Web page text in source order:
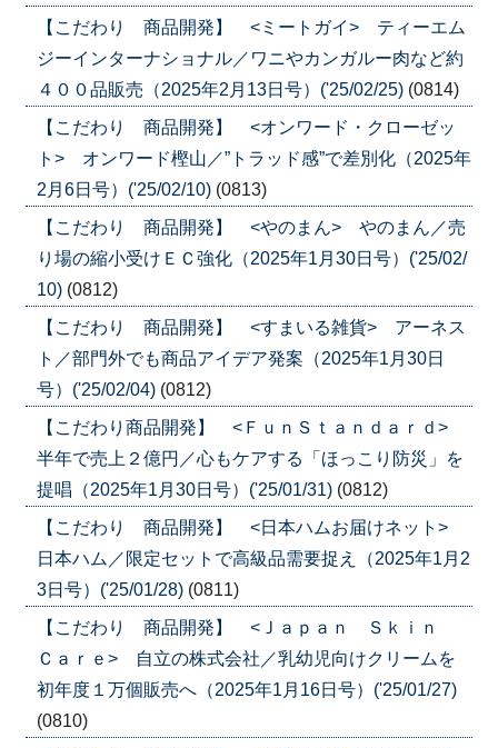
【こだわり 商品開発】 <ミートガイ> ティーエム
ジーインターナショナル／ワニやカンガルー肉など約
４００品販売（2025年2月13日号）('25/02/25) (0814)
【こだわり 商品開発】 <オンワード・クローゼッ
ト> オンワード樫山／”トラッド感”で差別化（2025年
2月6日号）('25/02/10) (0813)
【こだわり 商品開発】 <やのまん> やのまん／売
り場の縮小受けＥＣ強化（2025年1月30日号）('25/02/
10) (0812)
【こだわり 商品開発】 <すまいる雑貨> アーネス
ト／部門外でも商品アイデア発案（2025年1月30日
号）('25/02/04) (0812)
【こだわり商品開発】 <ＦｕｎＳｔａｎｄａｒｄ>
半年で売上２億円／心もケアする「ほっこり防災」を
提唱（2025年1月30日号）('25/01/31) (0812)
【こだわり 商品開発】 <日本ハムお届けネット>
日本ハム／限定セットで高級品需要捉え（2025年1月2
3日号）('25/01/28) (0811)
【こだわり 商品開発】 <Ｊａｐａｎ Ｓｋｉｎ
Ｃａｒｅ> 自立の株式会社／乳幼児向けクリームを
初年度１万個販売へ（2025年1月16日号）('25/01/27)
(0810)